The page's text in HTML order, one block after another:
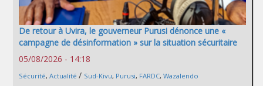
De retour à Uvira, le gouverneur Purusi dénonce une «
campagne de désinformation » sur la situation sécuritaire
05/08/2026 - 14:18
Sécurité, Actualité / Sud-Kivu, Purusi, FARDC, Wazalendo